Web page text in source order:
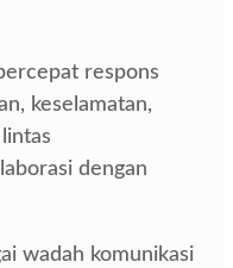
respons
keselamatan,
dengan
wadah komunikasi